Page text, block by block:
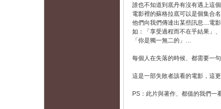
誰也不知道到底丹有沒有遇上這
電影裡的蘇格拉底可以是個集合
他們向我們傳達出某些訊息....電
如：「享受過程而不在乎結果」
「你是獨一無二的」…
每個人在失落的時候、都需要一
這是一部失敗者該看的電影，這
PS：此片與著作、都值的我們一